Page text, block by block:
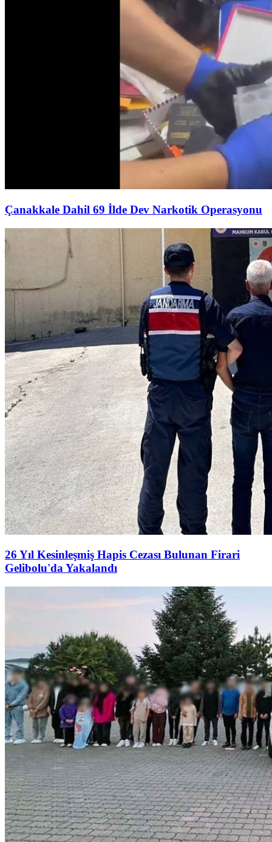
Çanakkale Dahil 69 İlde Dev Narkotik Operasyonu
26 Yıl Kesinleşmiş Hapis Cezası Bulunan Firari
Gelibolu'da Yakalandı